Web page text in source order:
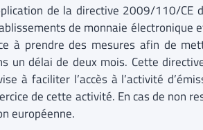
de la directive 2009/110/CE
de monnaie électronique
à prendre des mesures afin de
un délai de deux mois. Cette
à faciliter l’accès à l’activité
de cette activité. En cas de non
européenne.